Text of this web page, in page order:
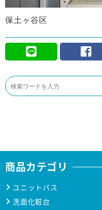
保土ヶ谷区
商品カテゴリ
ユニットバス
洗面化粧台